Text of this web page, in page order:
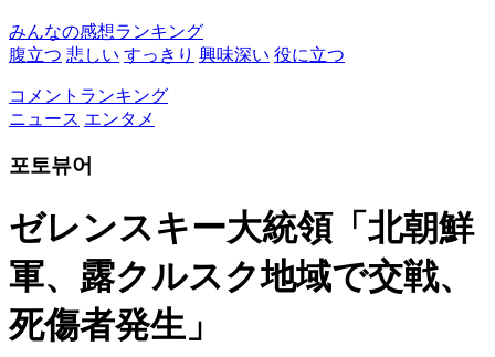
みんなの感想ランキング
腹立つ 悲しい すっきり 興味深い 役に立つ
コメントランキング
ニュース エンタメ
포토뷰어
ゼレンスキー大統領「北朝鮮
軍、露クルスク地域で交戦、
死傷者発生」